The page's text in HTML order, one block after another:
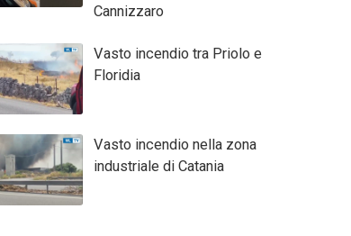
Cannizzaro
Vasto incendio tra Priolo e
Floridia
Vasto incendio nella zona
industriale di Catania